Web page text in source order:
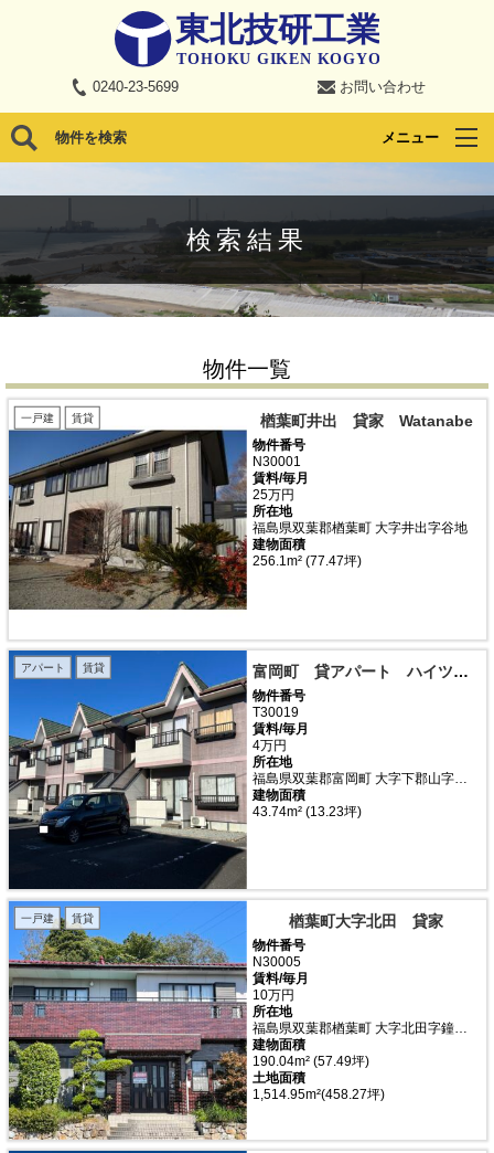
0240-23-5699 お問い合わせ
物件を検索 メニュー
検索結果
物件一覧
一戸建 賃貸 楢葉町井出 貸家 Watanabe
物件番号
N30001
賃料/毎月
25万円
所在地
福島県双葉郡楢葉町 大字井出字谷地
建物面積
256.1m² (77.47坪)
アパート 賃貸 富岡町 貸アパート ハイツ・ラフォーレA
物件番号
T30019
賃料/毎月
4万円
所在地
建物面積
43.74m² (13.23坪)
一戸建 賃貸 楢葉町大字北田 貸家
物件番号
N30005
賃料/毎月
10万円
所在地
建物面積
190.04m² (57.49坪)
土地面積
1,514.95m²(458.27坪)